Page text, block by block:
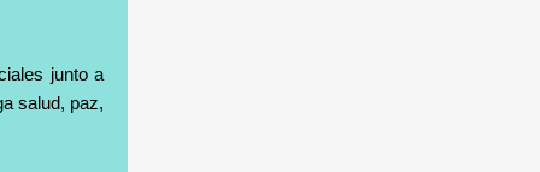
junto a
salud, paz,